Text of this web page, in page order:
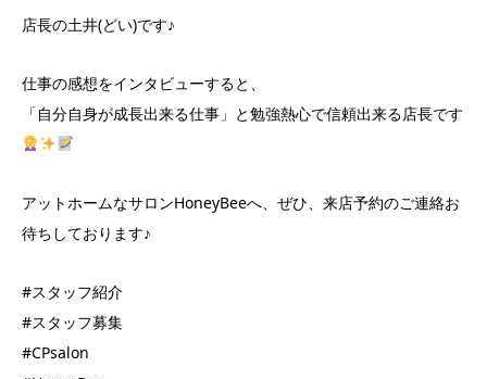
店長の土井(どい)です♪
仕事の感想をインタビューすると、
「自分自身が成長出来る仕事」と勉強熱心で信頼出来る店長です
アットホームなサロンHoneyBeeへ、ぜひ、来店予約のご連絡お
待ちしております♪
#スタッフ紹介
#スタッフ募集
#CPsalon